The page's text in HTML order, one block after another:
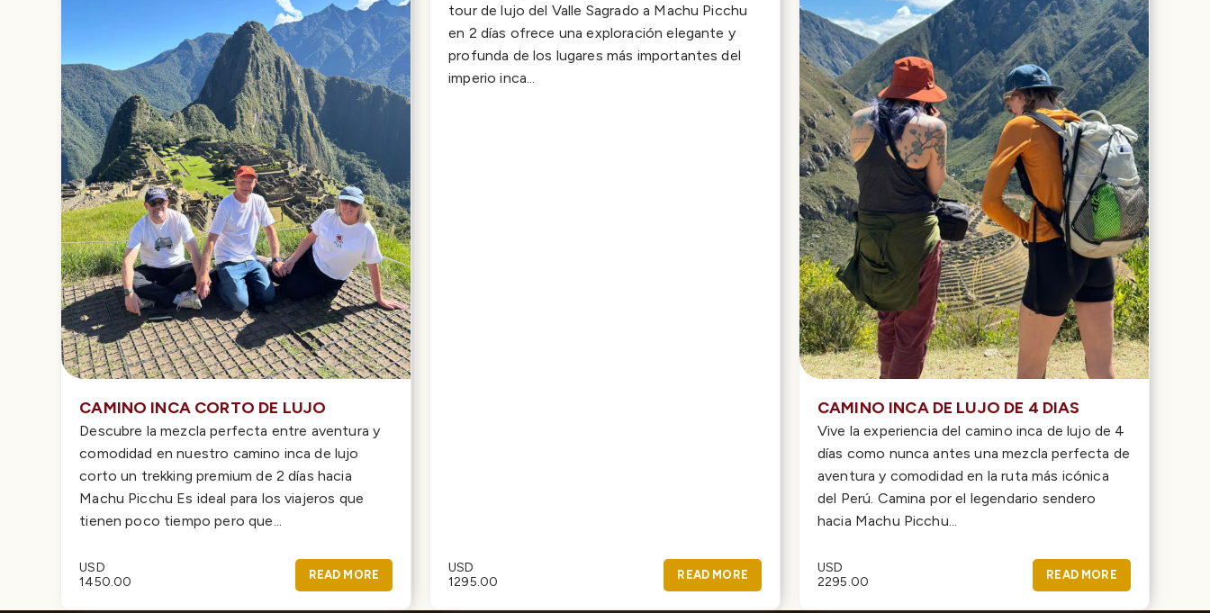
CAMINO INCA CORTO DE LUJO
Descubre la mezcla perfecta entre aventura y
comodidad en nuestro camino inca de lujo
corto un trekking premium de 2 días hacia
Machu Picchu Es ideal para los viajeros que
tienen poco tiempo pero que...
USD
1450.00
READ MORE
tour de lujo del Valle Sagrado a Machu Picchu
en 2 días ofrece una exploración elegante y
profunda de los lugares más importantes del
imperio inca...
USD
1295.00
READ MORE
CAMINO INCA DE LUJO DE 4 DIAS
Vive la experiencia del camino inca de lujo de 4
días como nunca antes una mezcla perfecta de
aventura y comodidad en la ruta más icónica
del Perú. Camina por el legendario sendero
hacia Machu Picchu...
USD
2295.00
READ MORE